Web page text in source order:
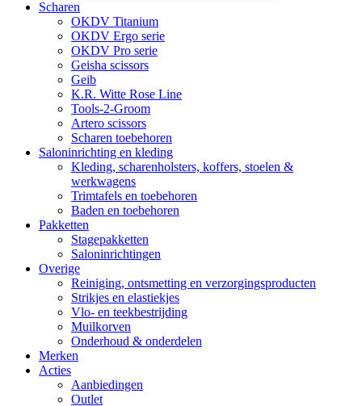
Scharen
OKDV Titanium
OKDV Ergo serie
OKDV Pro serie
Geisha scissors
Geib
K.R. Witte Rose Line
Tools-2-Groom
Artero scissors
Scharen toebehoren
Salon­inrichting en kleding
Kleding, scharenholsters, koffers, stoelen &
werkwagens
Trimtafels en toebehoren
Baden en toebehoren
Pakketten
Stagepakketten
Saloninrichtingen
Overige
Reiniging, ontsmetting en verzorgingsproducten
Strikjes en elastiekjes
Vlo- en teekbestrijding
Muilkorven
Onderhoud & onderdelen
Merken
Acties
Aanbiedingen
Outlet